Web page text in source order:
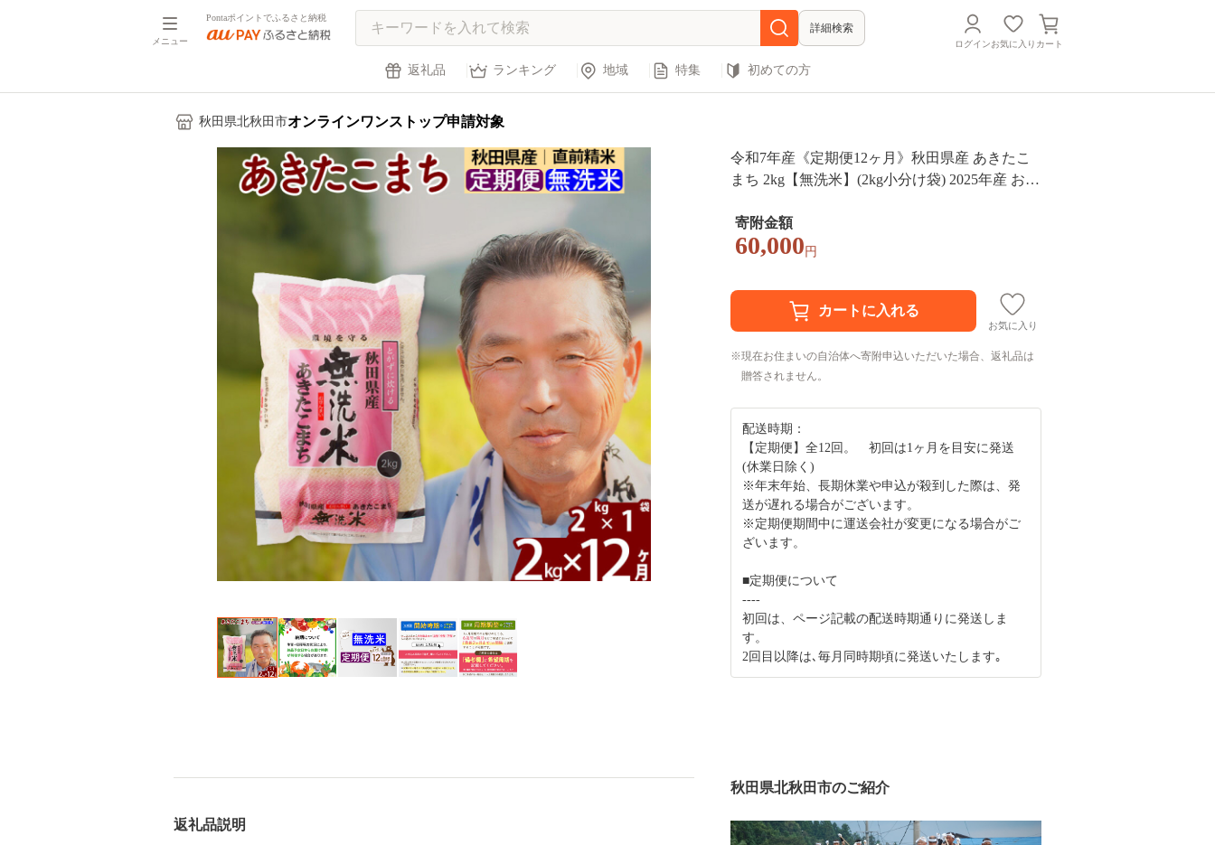
メニュー
Pontaポイントでふるさと納税
詳細検索
ログインお気に入り カート
返礼品 ランキング 地域 特集 初めての方
秋田県北秋田市オンラインワンストップ申請対象
令和7年産《定期便12ヶ月》秋田県産 あきたこ
まち 2kg【無洗米】(2kg小分け袋) 2025年産 お届
K お米 おおもり [おおもり 秋田 お米 あきたこ
まち 米どころ 東北 北秋田市 定期便 毎月お届
寄附金額
60,000 円
お気に入り
現在お住まいの自治体へ寄附申込いただいた場合、返礼品は
贈答されません。
配送時期：
【定期便】全12回。 初回は1ヶ月を目安に発送
(休業日除く)
※年末年始、長期休業や申込が殺到した際は、発
送が遅れる場合がございます。
※定期便期間中に運送会社が変更になる場合がご
ざいます。
■定期便について
----
初回は、ページ記載の配送時期通りに発送しま
す。
2回目以降は､毎月同時期頃に発送いたします｡
返礼品説明
秋田県北秋田市のご紹介